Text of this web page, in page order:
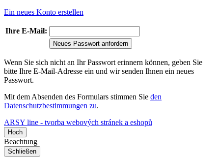
Ein neues Konto erstellen
Ihre E-Mail:
Neues Passwort anfordern
Wenn Sie sich nicht an Ihr Passwort erinnern können, geben Sie
bitte Ihre E-Mail-Adresse ein und wir senden Ihnen ein neues
Passwort.
Mit dem Absenden des Formulars stimmen Sie den
Datenschutzbestimmungen zu.
ARSY line - tvorba webových stránek a eshopů
Hoch
Beachtung
Schließen